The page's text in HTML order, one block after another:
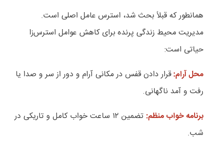
همانطور که قبلاً بحث شد، استرس عامل اصلی است.
مدیریت محیط زندگی پرنده برای کاهش عوامل استرس‌زا
حیاتی است:
محل آرام:قرار دادن قفس در مکانی آرام و دور از سر و صدا یا
رفت و آمد ناگهانی.
برنامه خواب منظم:
تضمین ۱۲ ساعت خواب کامل و تاریکی در
شب.